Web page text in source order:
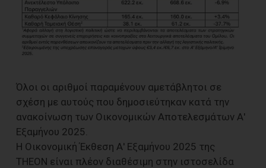
Όλοι οι αριθμοί παραμένουν αμετάβλητοι σε
σχέση με αυτούς που δημοσιεύτηκαν κατά την
ανακοίνωση των Οικονομικών Αποτελεσμάτων Α'
Εξαμήνου 2025.
Η Οικονομική Έκθεση Α' Εξαμήνου 2025 της
THEON είναι πλέον διαθέσιμη στην ιστοσελίδα